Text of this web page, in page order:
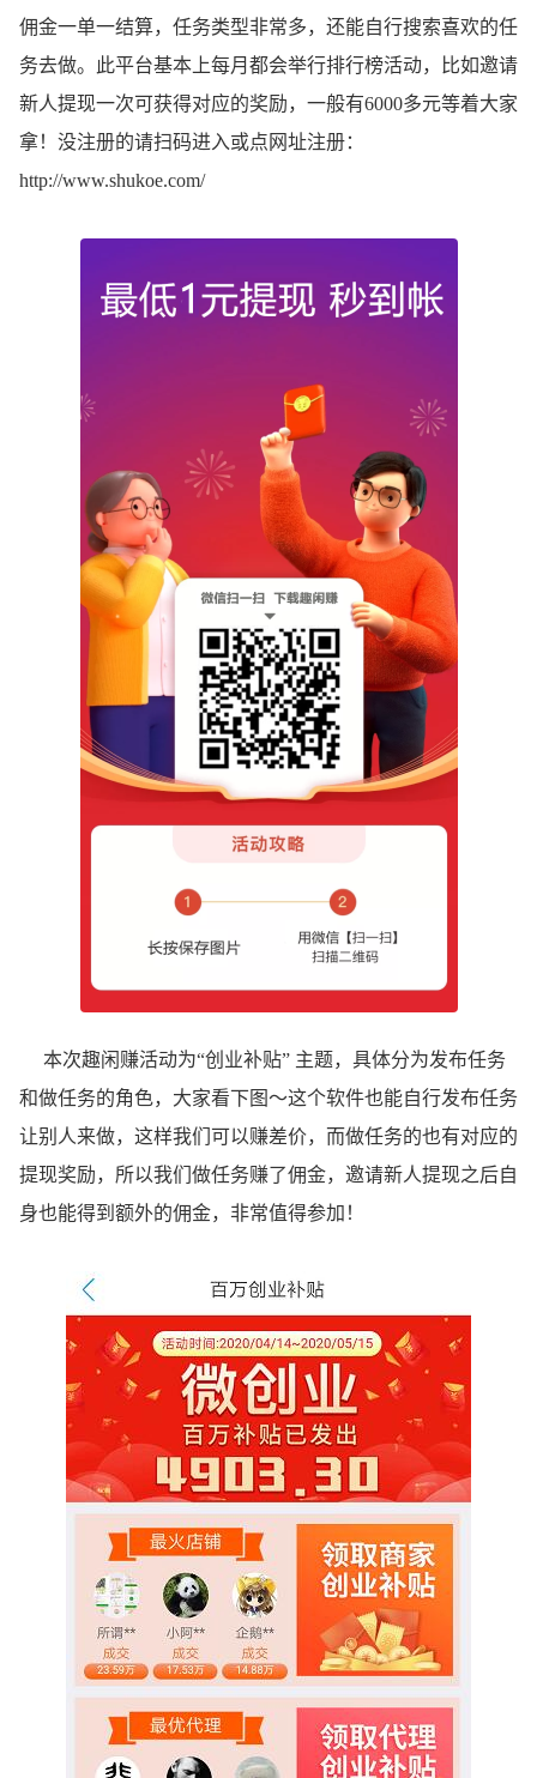
佣金一单一结算，任务类型非常多，还能自行搜索喜欢的任
务去做。此平台基本上每月都会举行排行榜活动，比如邀请
新人提现一次可获得对应的奖励，一般有6000多元等着大家
拿！没注册的请扫码进入或点网址注册：
http://www.shukoe.com/
本次趣闲赚活动为“创业补贴” 主题，具体分为发布任务
和做任务的角色，大家看下图～这个软件也能自行发布任务
让别人来做，这样我们可以赚差价，而做任务的也有对应的
提现奖励，所以我们做任务赚了佣金，邀请新人提现之后自
身也能得到额外的佣金，非常值得参加！